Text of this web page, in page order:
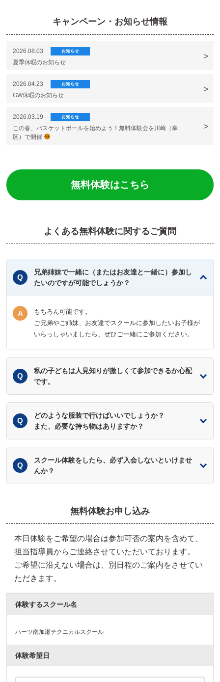
キャンペーン・お知らせ情報
2026.08.03 お知らせ
夏季休暇のお知らせ
2026.04.23 お知らせ
GW休暇のお知らせ
2026.03.19 お知らせ
この春、バスケットボールを始めよう！無料体験会を川崎（幸
区）で開催
無料体験はこちら
よくある無料体験に関するご質問
兄弟姉妹で一緒に（またはお友達と一緒に）参加し
たいのですが可能でしょうか？
もちろん可能です。
ご兄弟やご姉妹、お友達でスクールに参加したいお子様が
いらっしゃいましたら、ぜひご一緒にご参加ください。
私の子どもは人見知りが激しくて参加できるか心配
です。
どのような服装で行けばいいでしょうか？
また、必要な持ち物はありますか？
スクール体験をしたら、必ず入会しないといけませ
んか？
無料体験お申し込み
本日体験をご希望の場合は参加可否の案内を含めて、
担当指導員からご連絡させていただいております。
ご希望に沿えない場合は、別日程のご案内をさせてい
ただきます。
体験するスクール名
ハーツ南加瀬テクニカルスクール
体験希望日